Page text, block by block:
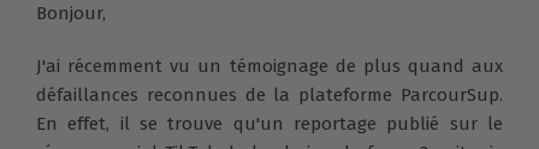
Bonjour,
J'ai récemment vu un témoignage de plus quand aux
défaillances reconnues de la plateforme ParcourSup.
En effet, il se trouve qu'un reportage publié sur le